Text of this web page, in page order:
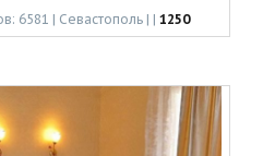
6581 | Севастополь | | 1250